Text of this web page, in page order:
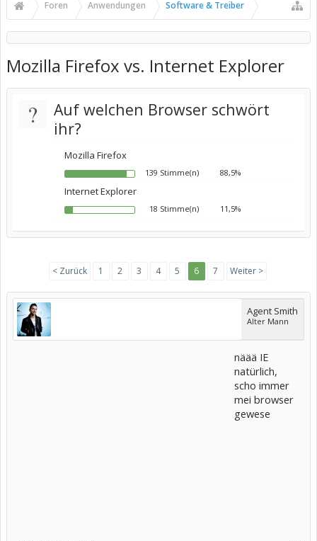
Foren Anwendungen Software & Treiber
Mozilla Firefox vs. Internet Explorer
?
Auf welchen Browser schwört
ihr?
Mozilla Firefox
139 Stimme(n) 88,5%
Internet Explorer
18 Stimme(n) 11,5%
< Zurück 1 2 3 4 5 6 7 Weiter >
Agent Smith
Alter Mann
näää IE
natürlich,
scho immer
mei browser
gewese